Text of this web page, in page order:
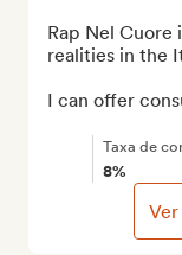
Rap Nel
realities in the
I can offer
Taxa de
8%